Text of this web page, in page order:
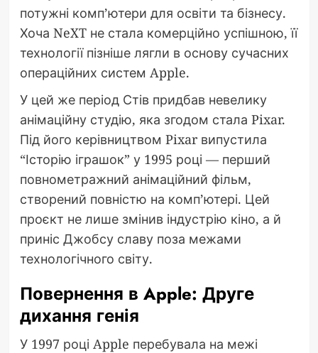
потужні комп’ютери для освіти та бізнесу.
Хоча NeXT не стала комерційно успішною, її
технології пізніше лягли в основу сучасних
операційних систем Apple.
У цей же період Стів придбав невелику
анімаційну студію, яка згодом стала Pixar.
Під його керівництвом Pixar випустила
“Історію іграшок” у 1995 році — перший
повнометражний анімаційний фільм,
створений повністю на комп’ютері. Цей
проєкт не лише змінив індустрію кіно, а й
приніс Джобсу славу поза межами
технологічного світу.
Повернення в Apple: Друге
дихання генія
У 1997 році Apple перебувала на межі